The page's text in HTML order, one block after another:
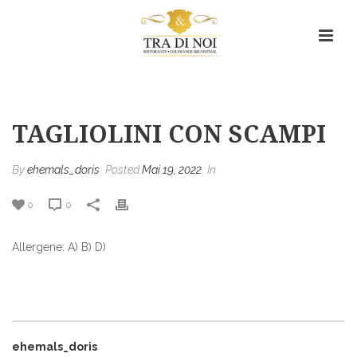
Tagliolini con Scampi
TAGLIOLINI CON SCAMPI
Byehemals_doris PostedMai 19, 2022 In
0 0
Allergene: A) B) D)
ehemals_doris